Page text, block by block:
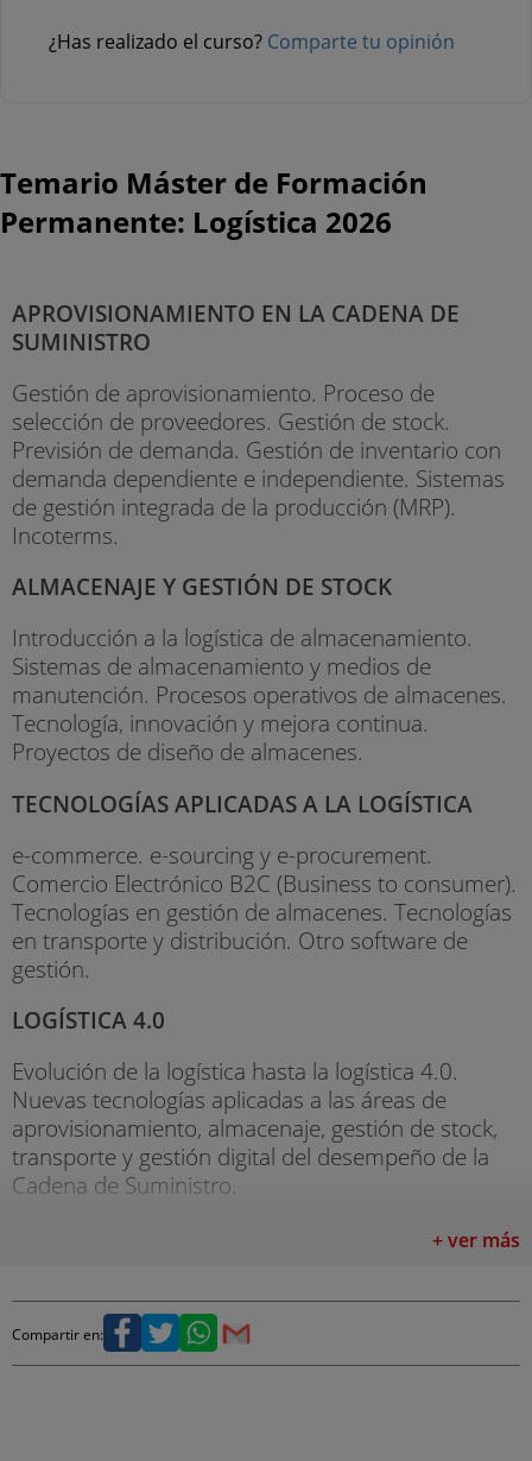
¿Has realizado el curso? Comparte tu opinión
Temario Máster de Formación
Permanente: Logística 2026
APROVISIONAMIENTO EN LA CADENA DE
SUMINISTRO
Gestión de aprovisionamiento. Proceso de
selección de proveedores. Gestión de stock.
Previsión de demanda. Gestión de inventario con
demanda dependiente e independiente. Sistemas
de gestión integrada de la producción (MRP).
Incoterms.
ALMACENAJE Y GESTIÓN DE STOCK
Introducción a la logística de almacenamiento.
Sistemas de almacenamiento y medios de
manutención. Procesos operativos de almacenes.
Tecnología, innovación y mejora continua.
Proyectos de diseño de almacenes.
TECNOLOGÍAS APLICADAS A LA LOGÍSTICA
e-commerce. e-sourcing y e-procurement.
Comercio Electrónico B2C (Business to consumer).
Tecnologías en gestión de almacenes. Tecnologías
en transporte y distribución. Otro software de
gestión.
LOGÍSTICA 4.0
Evolución de la logística hasta la logística 4.0.
Nuevas tecnologías aplicadas a las áreas de
aprovisionamiento, almacenaje, gestión de stock,
transporte y gestión digital del desempeño de la
Cadena de Suministro.
TRANSPORTE Y DISTRIBUCIÓN EN LA CADENA
Logística del transporte. Transporte por carretera.
Transporte ferroviario. Transporte marítimo.
Transporte aéreo. Otros modelos de transporte.
+ ver más
Compartir en: